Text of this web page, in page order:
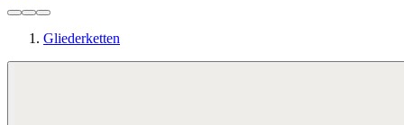
Gliederketten